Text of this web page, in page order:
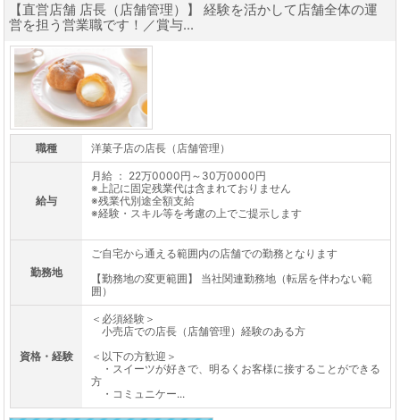
【直営店舗 店長（店舗管理）】 経験を活かして店舗全体の運
営を担う営業職です！／賞与...
職種 洋菓子店の店長（店舗管理）
給与
月給 ： 22万0000円～30万0000円
※上記に固定残業代は含まれておりません
※残業代別途全額支給
※経験・スキル等を考慮の上でご提示します
勤務地
ご自宅から通える範囲内の店舗での勤務となります
【勤務地の変更範囲】 当社関連勤務地（転居を伴わない範
囲）
資格・経験
＜必須経験＞
小売店での店長（店舗管理）経験のある方
＜以下の方歓迎＞
・スイーツが好きで、明るくお客様に接することができる
方
・コミュニケー...